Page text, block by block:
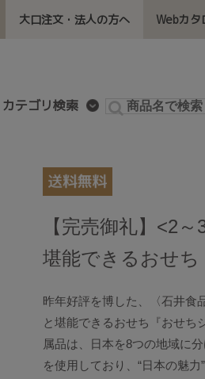
大口注文・法人の方へ Webカタ
カテゴリ検索
【完売御礼】<2
堪能できるおせち
昨年好評を博した、〈石井食
と堪能できるおせち『おせち
属品は、日本を8つの地域に
を使用しており、“日本の魅